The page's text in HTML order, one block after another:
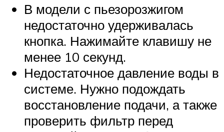
В модели с пьезорозжигом
недостаточно удерживалась
кнопка. Нажимайте клавишу не
менее 10 секунд.
Недостаточное давление воды в
системе. Нужно подождать
восстановление подачи, а также
проверить фильтр перед